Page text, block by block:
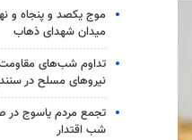
موج یکصد و پنجاه و
میدان شهدای ذهاب
تداوم شب‌های
نیروهای مسلح در
تجمع مردم یاسوج در
شب اقتدار